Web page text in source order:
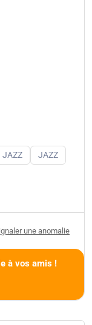
JAZZ JAZZ
une anomalie
à vos amis !